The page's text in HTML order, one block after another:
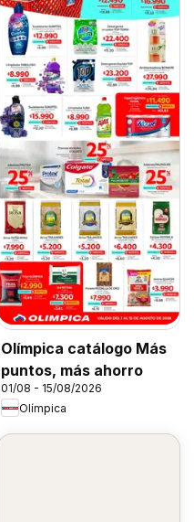
Olímpica catálogo Más
puntos, más ahorro
01/08 - 15/08/2026
Olímpica